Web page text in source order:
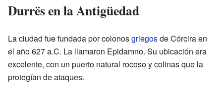
Durrës en la Antigüedad
La ciudad fue fundada por colonosgriegosde Córcira en
el año 627 a.C. La llamaron Epidamno. Su ubicación era
excelente, con un puerto natural rocoso y colinas que la
protegían de ataques.